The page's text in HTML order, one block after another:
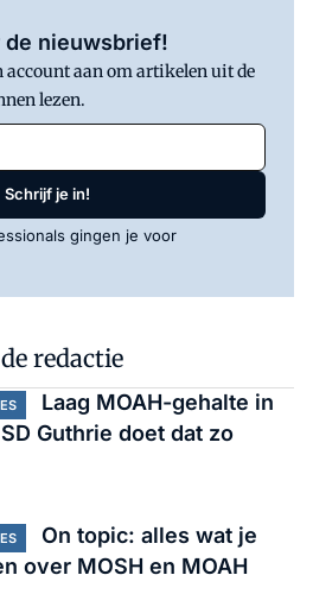
nieuwsbrief!
account aan om artikelen uit de
lezen.
Schrijf je in!
gingen je voor
redactie
Laag MOAH-gehalte in
Guthrie doet dat zo
On topic: alles wat je
over MOSH en MOAH